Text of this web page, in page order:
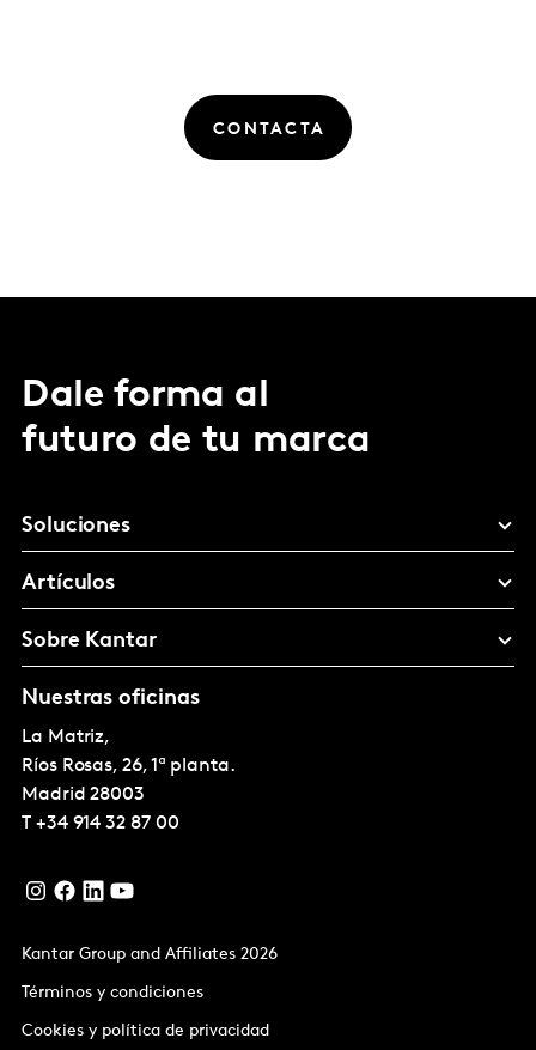
CONTACTA
Dale forma al
futuro de tu marca
Soluciones
Artículos
Sobre Kantar
Nuestras oficinas
La Matriz,
Ríos Rosas, 26, 1ª planta.
Madrid 28003
T +34 914 32 87 00
Kantar Group and Affiliates 2026
Términos y condiciones
Cookies y política de privacidad